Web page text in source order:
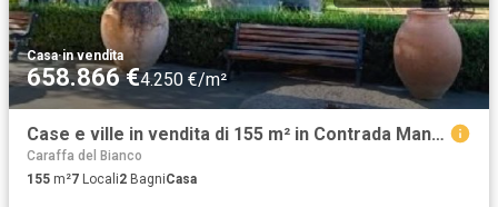
Casa·in vendita
658.866 €4.250 €/m²
Case e ville in vendita di 155 m² in Contrada Mandorleto
Caraffa del Bianco
155 m²7 Locali2 BagniCasa